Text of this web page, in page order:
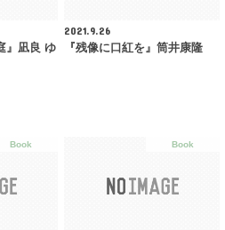
』凪良 ゆ
2021.9.26
『残像に口紅を』筒井康隆
Book Book